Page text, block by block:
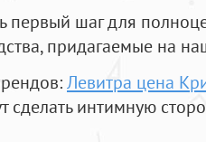
первый шаг для
придагаемые на
Левитра цена
сделать интимную